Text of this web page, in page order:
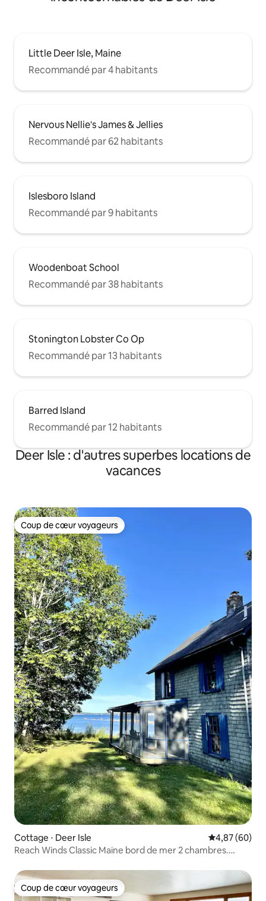
Little Deer Isle, Maine
Recommandé par 4 habitants
Nervous Nellie's James & Jellies
Recommandé par 62 habitants
Islesboro Island
Recommandé par 9 habitants
Woodenboat School
Recommandé par 38 habitants
Stonington Lobster Co Op
Recommandé par 13 habitants
Barred Island
Recommandé par 12 habitants
Deer Isle : d'autres superbes locations de
vacances
Coup de cœur voyageurs
Coup de cœur voyageurs
Cottage ⋅ Deer Isle Évaluation
4,87 (60)
Reach Winds Classic Maine bord de mer 2 chambres.
Coup de cœur voyageurs
Coup de cœur voyageurs